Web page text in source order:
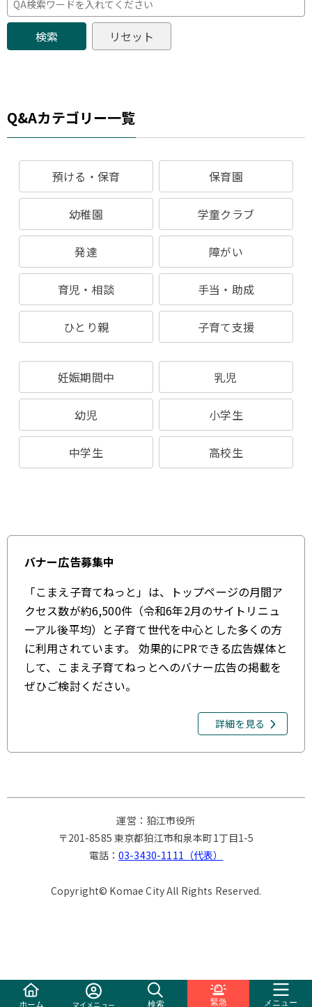
Q&Aカテゴリー一覧
預ける・保育 保育園
幼稚園 学童クラブ
発達 障がい
育児・相談 手当・助成
ひとり親 子育て支援
妊娠期間中 乳児
幼児 小学生
中学生 高校生
バナー広告募集中
「こまえ子育てねっと」は、トップページの月間ア
クセス数が約6,500件（令和6年2月のサイトリニュ
ーアル後平均）と子育て世代を中心とした多くの方
に利用されています。 効果的にPRできる広告媒体と
して、こまえ子育てねっとへのバナー広告の掲載を
ぜひご検討ください。
詳細を見る
運営：狛江市役所
〒201-8585 東京都狛江市和泉本町1丁目1-5
電話：03-3430-1111（代表）
Copyright© Komae City All Rights Reserved.
ホーム マイメニュー 検索 緊急 メニュー